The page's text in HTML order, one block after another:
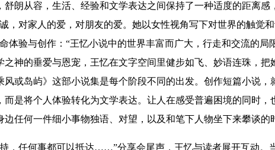
朗从容，生活、经验和文学表达之间保持了一种适度的距离
，对家人的爱，对朋友的爱。她以女性视角写下对世界的触觉
体验与创作：“王忆小说中的世界丰富而广大，行走和交流的
神的垂爱与恩宠，王忆在文字空间里健步如飞、妙语连珠，
或岛屿》这部小说集是每个阶段不同的出发。创作短篇小说
是将个人体验转化为文学表达。让人在感受普遍困境的同时
任何一件细小事物独语、对望，以及和笔下人物坐下来攀谈
任何事都可以抵达……”分享会尾声，王忆与读者展开互动。